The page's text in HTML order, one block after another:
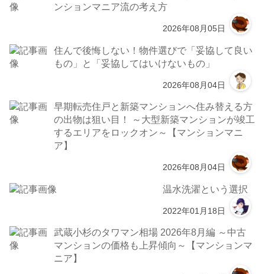
ンションマニア流の考え方
2026年08月05日
住んで後悔しない！物件選びで「妥協して良い
もの」と「妥協してはいけないもの」
2026年08月04日
早期転売住戸と新築マンションへ住み替える方
の出物は狙い目！ ～大型新築マンションが竣工
するエリアをロックオン～【マンションマニ
ア】
2026年08月04日
温水洗濯という選択
2022年01月18日
武蔵小杉のタワマン相場 2026年8月編 ～中古
マンションの価格も上昇傾向～【マンションマ
ニア】